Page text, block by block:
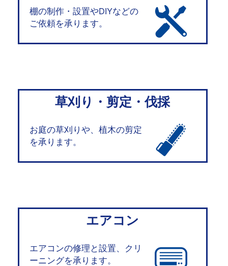
棚の制作・設置やDIYなどの
ご依頼を承ります。
草刈り・剪定・伐採
お庭の草刈りや、植木の剪定
を承ります。
エアコン
エアコンの修理と設置、クリ
ーニングを承ります。